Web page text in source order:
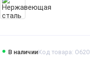
В наличииКод товара: O620